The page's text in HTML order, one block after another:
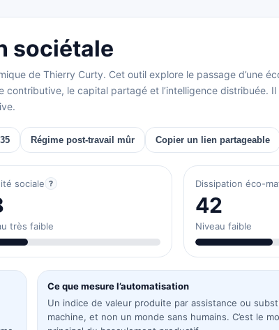
sociétale
de Thierry Curty. Cet outil explore le passage d’une
contributive, le capital partagé et l’intelligence distribuée.
Régime post-travail mûr Copier un lien partageable
sociale ?
très faible
Dissipation éco-
42
Niveau faible
Ce que mesure l’automatisation
Un indice de valeur produite par assistance ou
machine, et non un monde sans humains. C’est le